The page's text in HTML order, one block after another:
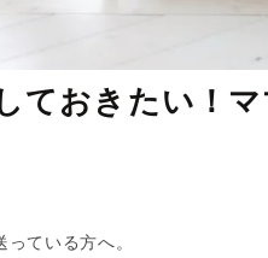
ておきたい！
ている方へ。